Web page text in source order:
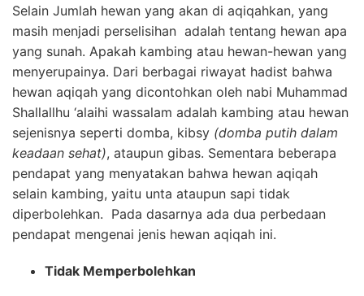
Selain Jumlah hewan yang akan di aqiqahkan, yang
masih menjadi perselisihan adalah tentang hewan apa
yang sunah. Apakah kambing atau hewan-hewan yang
menyerupainya. Dari berbagai riwayat hadist bahwa
hewan aqiqah yang dicontohkan oleh nabi Muhammad
Shallallhu ‘alaihi wassalam adalah kambing atau hewan
sejenisnya seperti domba, kibsy (domba putih dalam
keadaan sehat), ataupun gibas. Sementara beberapa
pendapat yang menyatakan bahwa hewan aqiqah
selain kambing, yaitu unta ataupun sapi tidak
diperbolehkan. Pada dasarnya ada dua perbedaan
pendapat mengenai jenis hewan aqiqah ini.
Tidak Memperbolehkan